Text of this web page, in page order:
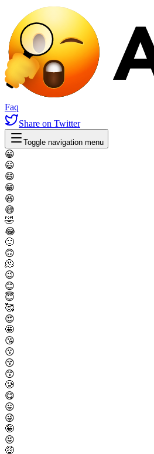
Faq
Share on Twitter
Toggle navigation menu
😀
😃
😄
😁
😆
😅
🤣
😂
🙂
🙃
🫠
😉
😊
😇
🥰
😍
🤩
😘
😗
😚
😙
🥲
😋
😛
😜
🤪
😝
🤑